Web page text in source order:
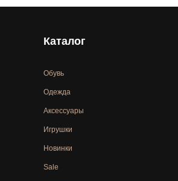
Каталог
Обувь
Одежда
Аксессуары
Игрушки
Новинки
Sale